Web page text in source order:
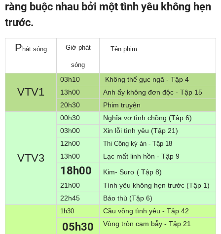
ràng buộc nhau bởi một tình yêu không hẹn
trước.
P hát sóng Giờ phát
sóng
Tên phim
VTV1
03h10
Không thể gục ngã - Tập 4
13h00
Anh ấy không đơn độc - Tập 15
20h30
Phim truyện
VTV3
00h30
Nghĩa vợ tình chồng (Tập 6)
03h00
Xin lỗi tình yêu (Tập 21)
12h00
Thi Công kỳ án - Tập 18
13h00 Lạc mất linh hồn - Tập 9
18 h00 Kim- Suro ( Tập 8)
21h00
Tình yêu không hẹn trước (Tập 1)
22h45
Báo thù (Tập 6)
1h30 Cầu vồng tình yêu - Tập 42
05h30 Vòng tròn cạm bẫy - Tập 21